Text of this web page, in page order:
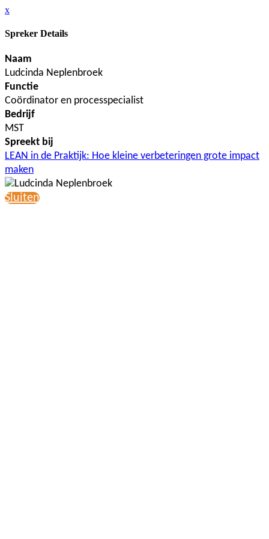
x
Spreker Details
Naam
Ludcinda Neplenbroek
Functie
Coördinator en processpecialist
Bedrijf
MST
Spreekt bij
LEAN in de Praktijk: Hoe kleine verbeteringen grote impact
maken
Sluiten